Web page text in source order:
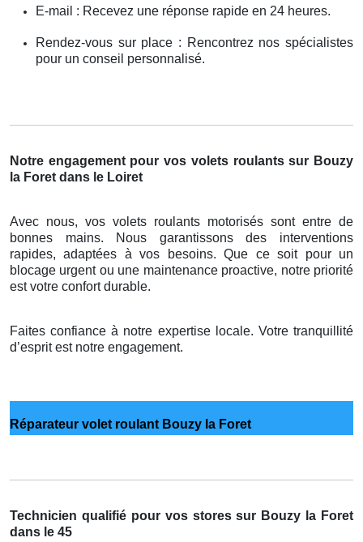
E-mail : Recevez une réponse rapide en 24 heures.
Rendez-vous sur place : Rencontrez nos spécialistes
pour un conseil personnalisé.
Notre engagement pour vos volets roulants sur Bouzy
la Foret dans le Loiret
Avec nous, vos volets roulants motorisés sont entre de
bonnes mains. Nous garantissons des interventions
rapides, adaptées à vos besoins. Que ce soit pour un
blocage urgent ou une maintenance proactive, notre priorité
est votre confort durable.
Faites confiance à notre expertise locale. Votre tranquillité
d’esprit est notre engagement.
Réparateur volet roulant Bouzy la Foret
Technicien qualifié pour vos stores sur Bouzy la Foret
dans le 45